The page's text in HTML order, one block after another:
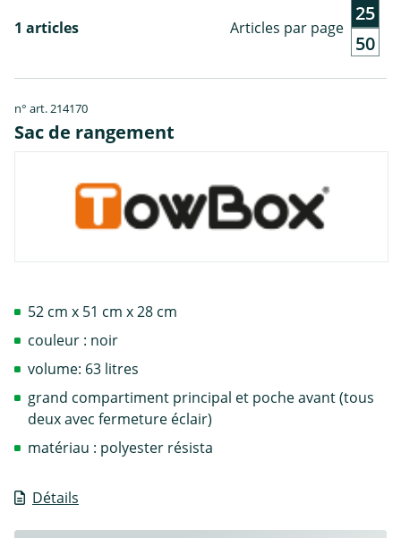
1 articles Articles par page
25
50
n° art. 214170
Sac de rangement
Détails
52 cm x 51 cm x 28 cm
couleur : noir
volume: 63 litres
grand compartiment principal et poche avant (tous
deux avec fermeture éclair)
matériau : polyester résista